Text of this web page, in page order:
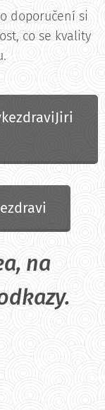
doporučení si
co se kvality
na